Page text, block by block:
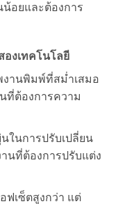
อยและต้องการ
งเทคโนโลยี
านพิมพ์ที่สม่ำเสมอ
ที่ต้องการความ
ในการปรับเปลี่ยน
นที่ต้องการปรับแต่ง
ฟเซ็ตสูงกว่า แต่